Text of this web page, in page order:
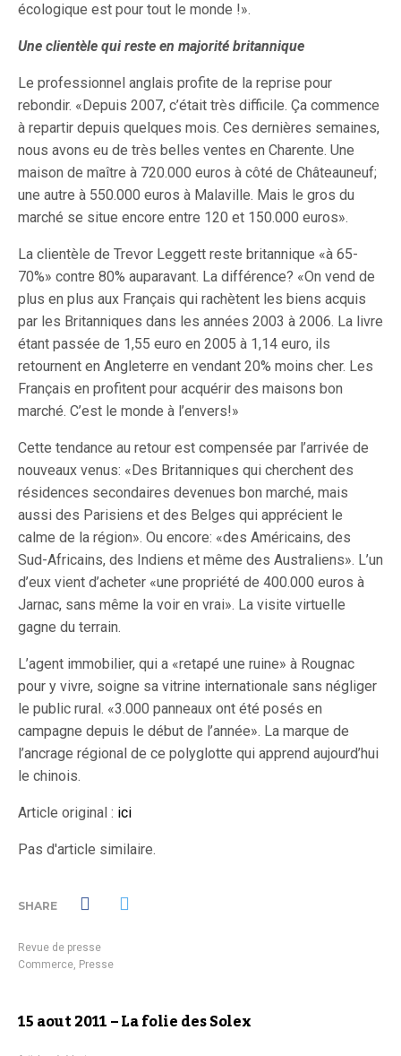
écologique est pour tout le monde !».
Une clientèle qui reste en majorité britannique
Le professionnel anglais profite de la reprise pour
rebondir. «Depuis 2007, c’était très difficile. Ça commence
à repartir depuis quelques mois. Ces dernières semaines,
nous avons eu de très belles ventes en Charente. Une
maison de maître à 720.000 euros à côté de Châteauneuf;
une autre à 550.000 euros à Malaville. Mais le gros du
marché se situe encore entre 120 et 150.000 euros».
La clientèle de Trevor Leggett reste britannique «à 65-
70%» contre 80% auparavant. La différence? «On vend de
plus en plus aux Français qui rachètent les biens acquis
par les Britanniques dans les années 2003 à 2006. La livre
étant passée de 1,55 euro en 2005 à 1,14 euro, ils
retournent en Angleterre en vendant 20% moins cher. Les
Français en profitent pour acquérir des maisons bon
marché. C’est le monde à l’envers!»
Cette tendance au retour est compensée par l’arrivée de
nouveaux venus: «Des Britanniques qui cherchent des
résidences secondaires devenues bon marché, mais
aussi des Parisiens et des Belges qui apprécient le
calme de la région». Ou encore: «des Américains, des
Sud-Africains, des Indiens et même des Australiens». L’un
d’eux vient d’acheter «une propriété de 400.000 euros à
Jarnac, sans même la voir en vrai». La visite virtuelle
gagne du terrain.
L’agent immobilier, qui a «retapé une ruine» à Rougnac
pour y vivre, soigne sa vitrine internationale sans négliger
le public rural. «3.000 panneaux ont été posés en
campagne depuis le début de l’année». La marque de
l’ancrage régional de ce polyglotte qui apprend aujourd’hui
le chinois.
Article original : ici
Pas d'article similaire.
SHARE
Revue de presse
Commerce, Presse
15 aout 2011 – La folie des Solex